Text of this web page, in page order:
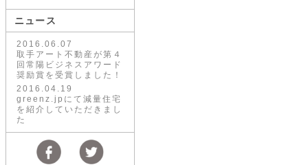
ニュース
2016.06.07
取手アート不動産が第４
回常陽ビジネスアワード
奨励賞を受賞しました！
2016.04.19
greenz.jpにて減量住宅
を紹介していただきまし
た